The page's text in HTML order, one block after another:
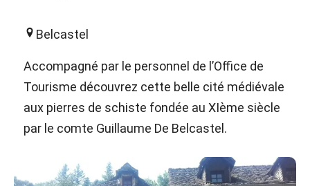
Belcastel
Accompagné par le personnel de l’Office de
Tourisme découvrez cette belle cité médiévale
aux pierres de schiste fondée au XIème siècle
par le comte Guillaume De Belcastel.